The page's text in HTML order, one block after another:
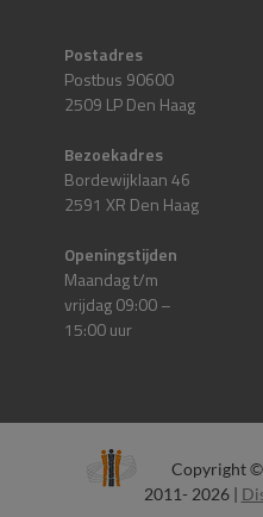
Postadres
Postbus 90600
2509 LP Den Haag
Bezoekadres
Bordewijklaan 46
2591 XR Den Haag
Openingstijden
Maandag t/m
vrijdag 09:00 –
15:00 uur
Copyright ©
2011- 2026 |